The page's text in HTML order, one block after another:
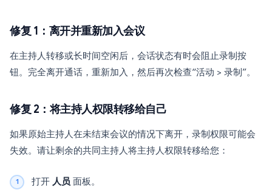
修复 1：离开并重新加入会议
在主持人转移或长时间空闲后，会话状态有时会阻止录制按
钮。完全离开通话，重新加入，然后再次检查“活动 > 录制”。
修复 2：将主持人权限转移给自己
如果原始主持人在未结束会议的情况下离开，录制权限可能会
失效。请让剩余的共同主持人将主持人权限转移给您：
打开 人员 面板。